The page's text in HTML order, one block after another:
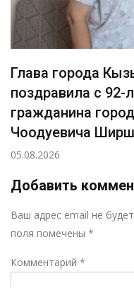
Глава города
поздравила с 92-
гражданина
Чоодуевича
05.08.2026
Добавить
Ваш адрес email не
поля помечены *
Комментарий *